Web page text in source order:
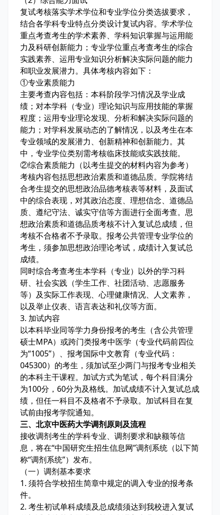
复试考核落实学术学位和专业学位分类选拔要求，
结合各学科专业特点分类设计复试内容。学术学位
重点考查考生的学术素养、学科知识掌握与运用能
力及科研创新能力；专业学位重点考查考生的综合
实践素养、运用专业知识分析解决实际问题的能力
和职业发展潜力。具体考核内容如下：
①专业素质能力
主要考查内容包括：本科阶段学习情况及学业成
绩；对本学科（专业）理论知识与应用技能的掌握
程度；运用专业理论发现、分析和解决实际问题的
能力；对学科发展动态的了解情况，以及考生在本
专业领域的发展潜力、创新精神和创新能力。其
中，专业学位类别需考核临床技能或实践技能。
②综合素质能力（以考生提交的材料内容为参考）
考核内容包括思想政治素质和道德品质。学院将结
合考生提交的思想政治品德考核表等材料，及面试
中的综合表现，对其政治态度、理想信念、道德品
质、遵纪守法、诚实守信等方面进行全面考查。思
想政治素质和道德品质考核不计入复试总成绩，但
考核不合格者不予录取。报考公共管理专业学位的
考生，须参加思想政治理论考试，成绩计入复试总
成绩。
同时综合考查考生本学科（专业）以外的学习科
研、社会实践（学生工作、社团活动、志愿服务
等）及实际工作表现、心理健康情况、人文素养，
以及举止仪表、语言表达和礼仪等方面。
3. 加试内容
以本科毕业同等学力身份报考的考生（含公共管理
硕士MPA）或跨门类报考中医学（专业代码前四位
为“1005”）、报考国际中文教育（专业代码：
045300）的考生，须加试至少两门与报考专业相关
的本科主干课程。加试方式为笔试，每个科目满分
为100分，60分为及格线。加试成绩不计入复试总成
绩，但任一科目不及格者不予录取。加试科目在复
试前由报考学院通知。
三、北京中医药大学调剂原则及流程
接收调剂考生的学科专业、调剂要求和缺额等信
息，将在“中国研究生招生信息网”调剂系统（以下简
称“调剂系统”）发布。
（一）调剂基本要求
1. 须符合学校招生简章中规定的调入专业的报考条
件。
2. 考生初试单科成绩及总成绩须达到我校进入复试